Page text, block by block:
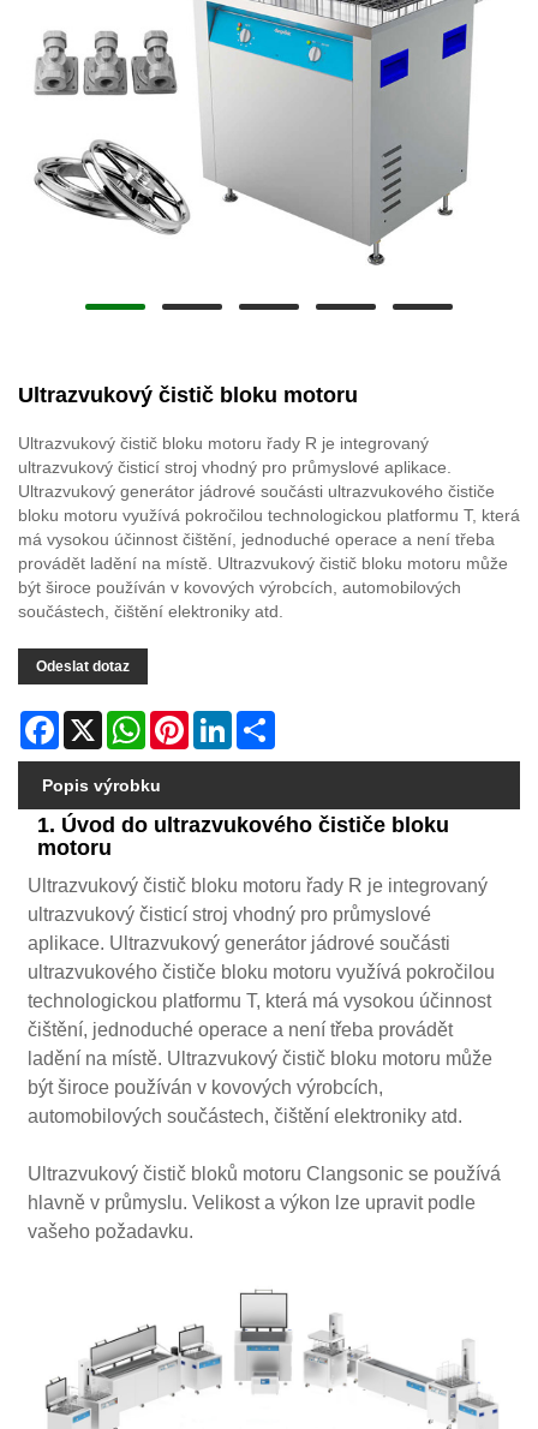
Ultrazvukový čistič bloku motoru
Ultrazvukový čistič bloku motoru řady R je integrovaný
ultrazvukový čisticí stroj vhodný pro průmyslové aplikace.
Ultrazvukový generátor jádrové součásti ultrazvukového čističe
bloku motoru využívá pokročilou technologickou platformu T, která
má vysokou účinnost čištění, jednoduché operace a není třeba
provádět ladění na místě. Ultrazvukový čistič bloku motoru může
být široce používán v kovových výrobcích, automobilových
součástech, čištění elektroniky atd.
Odeslat dotaz
Facebook
X WhatsAppPinterestLinkedIn
Popis výrobku
1. Úvod do ultrazvukového čističe bloku
motoru
Ultrazvukový čistič bloku motoru řady R je integrovaný
ultrazvukový čisticí stroj vhodný pro průmyslové
aplikace. Ultrazvukový generátor jádrové součásti
ultrazvukového čističe bloku motoru využívá pokročilou
technologickou platformu T, která má vysokou účinnost
čištění, jednoduché operace a není třeba provádět
ladění na místě. Ultrazvukový čistič bloku motoru může
být široce používán v kovových výrobcích,
automobilových součástech, čištění elektroniky atd.
Ultrazvukový čistič bloků motoru Clangsonic se používá
hlavně v průmyslu. Velikost a výkon lze upravit podle
vašeho požadavku.